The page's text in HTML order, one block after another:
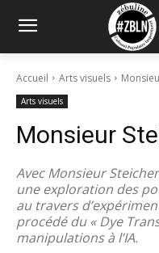
Accueil Arts visuels
Arts visuels
Monsieur
Avec Monsieur
une exploration des
au travers
procédé du « Dye
manipulations à l’IA.